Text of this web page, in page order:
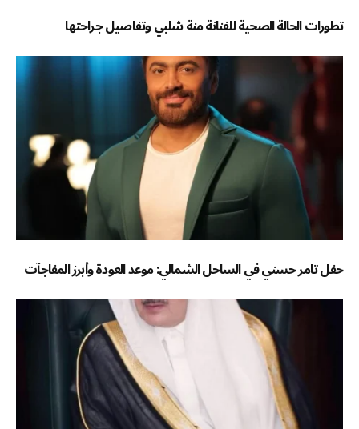
تطورات الحالة الصحية للفنانة منة شلبي وتفاصيل جراحتها
حفل تامر حسني في الساحل الشمالي: موعد العودة وأبرز المفاجآت